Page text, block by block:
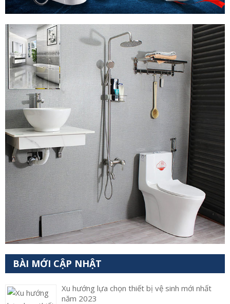
BÀI MỚI CẬP NHẬT
Xu hướng lựa chọn thiết bị vệ sinh mới nhất
năm 2023